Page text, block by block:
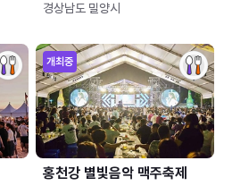
경상남도 밀양시
개최중
홍천강 별빛음악 맥주축제